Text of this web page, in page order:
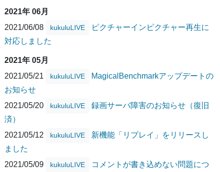
2021年 06月
2021/06/08
kukuluLIVE
ピクチャーインピクチャー再生に
対応しました
2021年 05月
2021/05/21
kukuluLIVE
MagicalBenchmarkアップデートの
お知らせ
2021/05/20
kukuluLIVE
録画サーバ障害のお知らせ（復旧
済）
2021/05/12
kukuluLIVE
新機能「リプレイ」をリリースし
ました
2021/05/09
kukuluLIVE
コメントが書き込めない問題につ